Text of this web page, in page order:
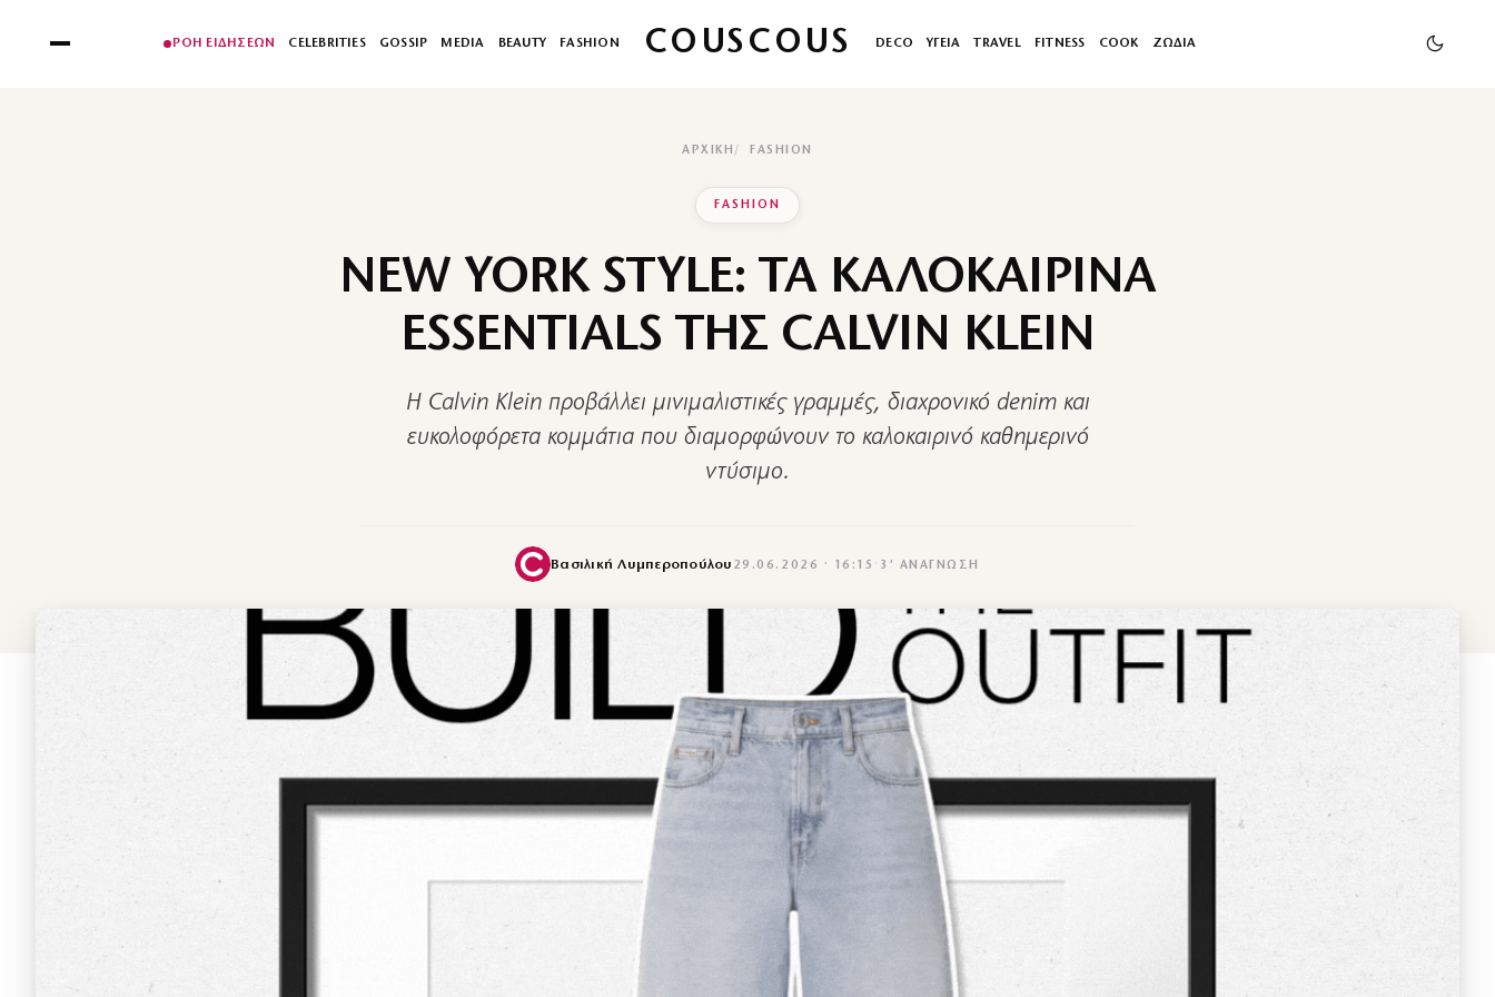
ΡΟΗ ΕΙΔΗΣΕΩΝ CELEBRITIES GOSSIP MEDIA BEAUTY FASHION COUSCOUS DECO ΥΓΕΙΑ TRAVEL FITNESS COOK ΖΩΔΙΑ
ΑΡΧΙΚΉ FASHION
FASHION
NEW YORK STYLE: ΤΑ ΚΑΛΟΚΑΙΡΙΝΑ
ESSENTIALS ΤΗΣ CALVIN KLEIN
Η Calvin Klein προβάλλει μινιμαλιστικές γραμμές, διαχρονικό denim και
ευκολοφόρετα κομμάτια που διαμορφώνουν το καλοκαιρινό καθημερινό
ντύσιμο.
Βασιλική Λυμπεροπούλου 29.06.2026 · 16:15 · 3′ ΑΝΆΓΝΩΣΗ